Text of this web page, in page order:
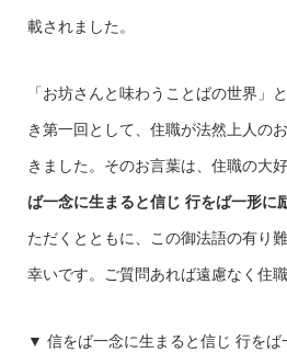
載されました。
「お坊さんと味わうことばの世界」
き第一回として、住職が法然上人の
きました。そのお言葉は、住職の大
ば一念に生まると信じ 行をば一形に
ただくとともに、この御法語の有り
幸いです。ご質問あれば遠慮なく住
▼ 信をば一念に生まると信じ 行をば